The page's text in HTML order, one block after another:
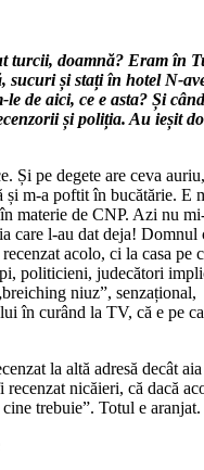
turcii, doamnă? Eram în
sucuri și stați în hotel N-
de aici, ce e asta? Și
și poliția. Au ieșit
Și pe degete are ceva
și m-a poftit în bucătărie. E
materie de CNP. Azi nu
care l-au dat deja! Domnul
acolo, ci la casa pe
politicieni, judecători
niuz”, senzațional,
în curând la TV, că e pe
la altă adresă decât
nicăieri, că dacă
trebuie”. Totul e aranjat.